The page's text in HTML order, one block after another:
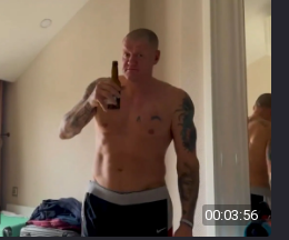
00:03:56